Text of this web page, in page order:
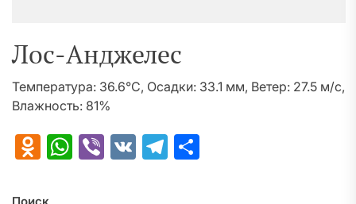
Лос-Анджелес
Температура: 36.6°C, Осадки: 33.1 мм, Ветер: 27.5 м/с,
Влажность: 81%
Odnoklassniki
WhatsApp
Viber
VK Telegram